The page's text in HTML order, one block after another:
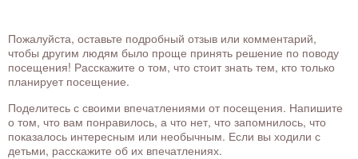
Пожалуйста, оставьте подробный отзыв или комментарий,
чтобы другим людям было проще принять решение по поводу
посещения! Расскажите о том, что стоит знать тем, кто только
планирует посещение.
Поделитесь с своими впечатлениями от посещения. Напишите
о том, что вам понравилось, а что нет, что запомнилось, что
показалось интересным или необычным. Если вы ходили с
детьми, расскажите об их впечатлениях.